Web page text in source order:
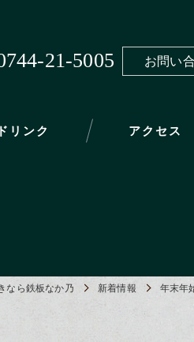
21-5005 お問い
リンク アクセス
なら鉄板なか乃 新着情報 年末年